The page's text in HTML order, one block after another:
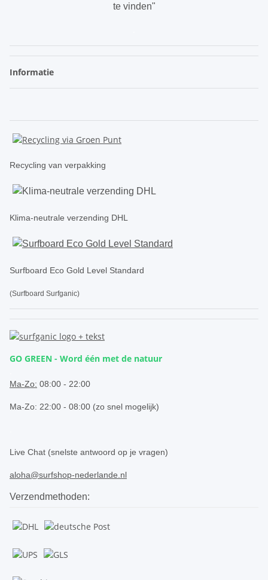
te vinden"
Informatie
Recycling van verpakking
Klima-neutrale verzending DHL
Surfboard Eco Gold Level Standard
(Surfboard Surfganic)
GO GREEN - Word één met de natuur
Ma-Zo: 08:00 - 22:00
Ma-Zo: 22:00 - 08:00 (zo snel mogelijk)
Live Chat (snelste antwoord op je vragen)
aloha@surfshop-nederlande.nl
Verzendmethoden: